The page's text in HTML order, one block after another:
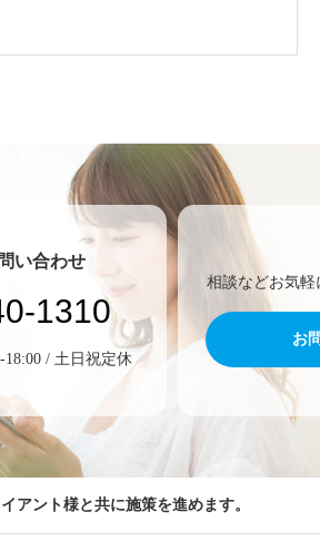
い合わせ
1310
18:00 / 土日祝定休
相談などお気
お
アント様と共に施策を進めます。